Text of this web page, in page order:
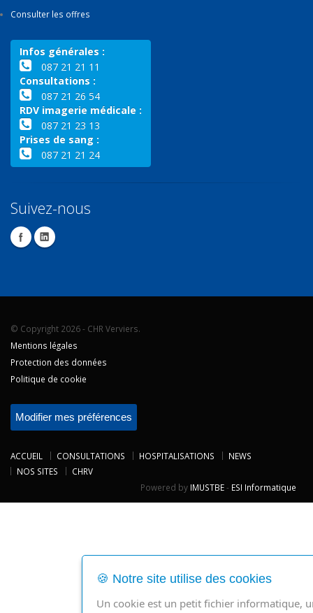
Consulter les offres
Infos générales :
087 21 21 11
Consultations :
087 21 26 54
RDV imagerie médicale :
087 21 23 13
Prises de sang :
087 21 21 24
Suivez-nous
© Copyright 2026 - CHR Verviers.
Mentions légales
Protection des données
Politique de cookie
Modifier mes préférences
ACCUEIL CONSULTATIONS HOSPITALISATIONS
NEWS
NOS SITES
CHRV
Powered by IMUSTBE- ESI Informatique
🍪 Notre site utilise des cookies
Un cookie est un petit fichier informatique,